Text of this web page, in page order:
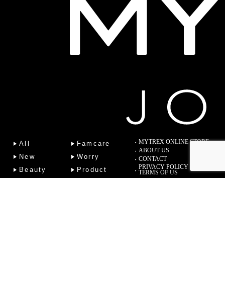
All
New
Beauty
Famcare
Worry
Product
MYTREX ONLINE STORE
ABOUT US
CONTACT
PRIVACY POLICY
TERMS OF US